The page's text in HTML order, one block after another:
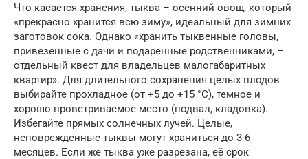
Что касается хранения, тыква – осенний овощ, который
«прекрасно хранится всю зиму», идеальный для зимних
заготовок сока. Однако «хранить тыквенные головы,
привезенные с дачи и подаренные родственниками, –
отдельный квест для владельцев малогабаритных
квартир». Для длительного сохранения целых плодов
выбирайте прохладное (от +5 до +15 °C), темное и
хорошо проветриваемое место (подвал, кладовка).
Избегайте прямых солнечных лучей. Целые,
неповрежденные тыквы могут храниться до 3-6
месяцев. Если же тыква уже разрезана, её срок